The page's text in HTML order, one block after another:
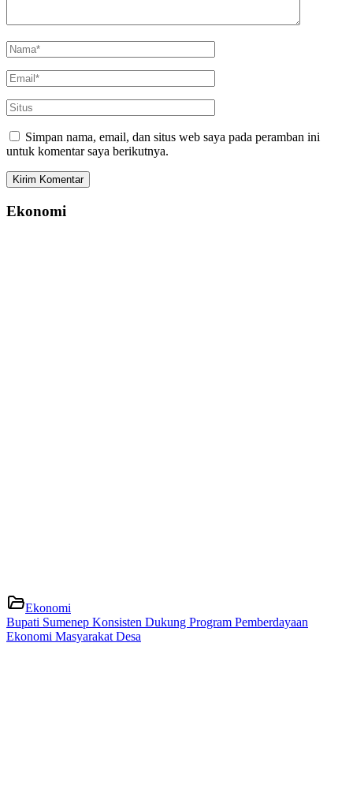
Simpan nama, email, dan situs web saya pada peramban ini
untuk komentar saya berikutnya.
Ekonomi
Ekonomi
Bupati Sumenep Konsisten Dukung Program Pemberdayaan
Ekonomi Masyarakat Desa